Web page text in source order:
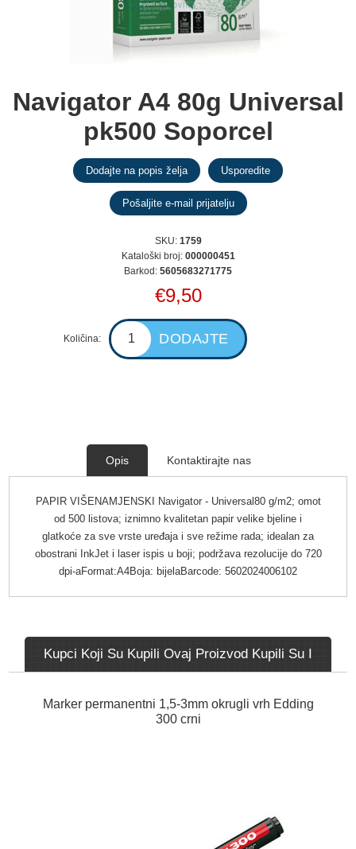
Navigator A4 80g Universal
pk500 Soporcel
SKU: 1759
Kataloški broj: 000000451
Barkod: 5605683271775
€9,50
Količina:
Opis Kontaktirajte nas
PAPIR VIŠENAMJENSKI Navigator - Universal80 g/m2; omot
od 500 listova; iznimno kvalitetan papir velike bjeline i
glatkoće za sve vrste uređaja i sve režime rada; idealan za
obostrani InkJet i laser ispis u boji; podržava rezolucije do 720
dpi-aFormat:A4Boja: bijelaBarcode: 5602024006102
Kupci Koji Su Kupili Ovaj Proizvod Kupili Su I
Marker permanentni 1,5-3mm okrugli vrh Edding
300 crni